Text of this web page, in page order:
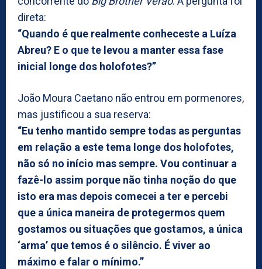
direta:
“Quando é que realmente conheceste a Luíza
Abreu? E o que te levou a manter essa fase
inicial longe dos holofotes?”
João Moura Caetano não entrou em pormenores,
mas justificou a sua reserva:
“Eu tenho mantido sempre todas as perguntas
em relação a este tema longe dos holofotes,
não só no início mas sempre. Vou continuar a
fazê-lo assim porque não tinha noção do que
isto era mas depois comecei a ter e percebi
que a única maneira de protegermos quem
gostamos ou situações que gostamos, a única
‘arma’ que temos é o silêncio. É viver ao
máximo e falar o mínimo.”